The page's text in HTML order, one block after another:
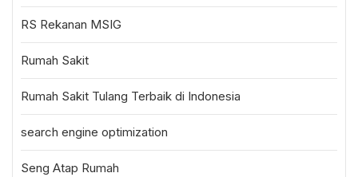
RS Rekanan MSIG
Rumah Sakit
Rumah Sakit Tulang Terbaik di Indonesia
search engine optimization
Seng Atap Rumah